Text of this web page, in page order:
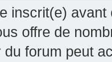
inscrit(e) avant
offre de
du forum peut